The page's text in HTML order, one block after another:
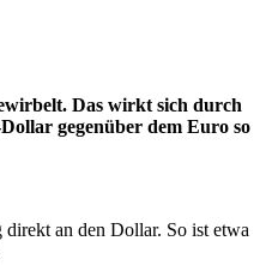
Das wirkt sich durch
gegenüber dem Euro so
an den Dollar. So ist etwa